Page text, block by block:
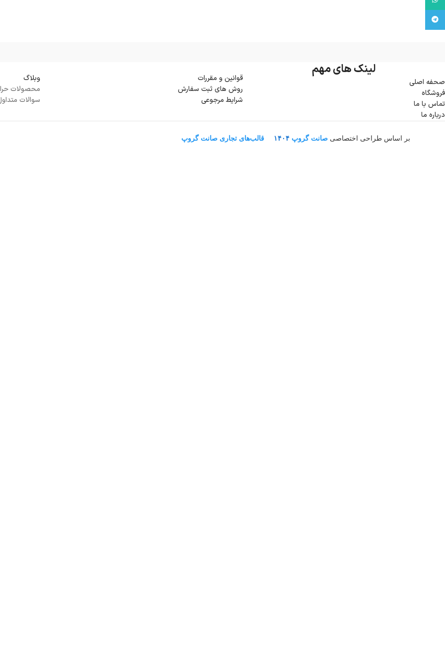
لینک های مهم
صحفه اصلی
فروشگاه
تماس با ما
درباره ما
قوانین و مقررات
روش های ثبت سفارش
شرایط مرجوعی
وبلاگ
محصولات
سوالات
بر اساس طراحی اختصاصی صانت گروپ ۱۴۰۴ قالب‌های تجاری صانت گروپ